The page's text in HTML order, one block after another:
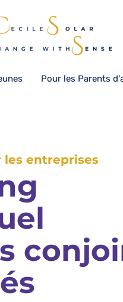
Pour les Parents
les entreprises